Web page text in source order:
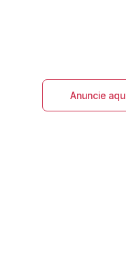
Anuncie